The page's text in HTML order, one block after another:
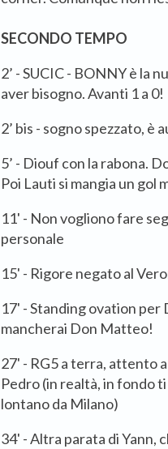
SECONDO TEMPO
2’ - SUCIC - BONNY è la
aver bisogno. Avanti 1 a 0!
2’ bis - sogno spezzato, è
5’ - Diouf con la rabona.
Poi Lauti si mangia un gol
11' - Non vogliono fare
personale
15' - Rigore negato al
17' - Standing ovation per
mancherai Don Matteo!
27' - RG5 a terra, attento
Pedro (in realtà, in fondo
lontano da Milano)
34' - Altra parata di Yann,